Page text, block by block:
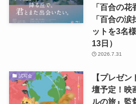
「百合の
「百合の
ットを3名
13日）
2026.7.31
試写会
【プレゼ
壇予定！映
ルの旅』監